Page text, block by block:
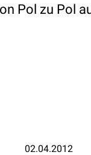
Pol zu Pol
02.04.2012